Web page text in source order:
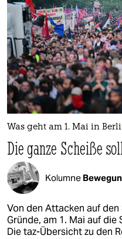
Was geht am 1. Mai in
Die ganze Scheiße
Kolumne
Von den Attacken auf
Gründe, am 1. Mai auf die
Die taz-Übersicht zu den